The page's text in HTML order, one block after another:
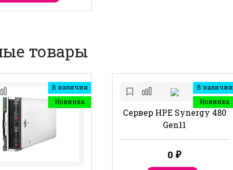
товары
В наличии
Новинка
В наличии
Новинка
Сервер HPE Synergy 480
Gen11
0 ₽